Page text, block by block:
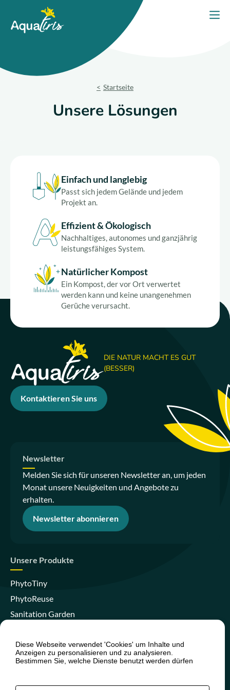
Über uns
Unsere Produkte
Kontaktieren Sie uns
Startseite
Unsere Lösungen
Einfach und langlebig
Passt sich jedem Gelände und jedem
Projekt an.
Effizient & Ökologisch
Nachhaltiges, autonomes und ganzjährig
leistungsfähiges System.
Natürlicher Kompost
Ein Kompost, der vor Ort verwertet
werden kann und keine unangenehmen
Gerüche verursacht.
DIE NATUR MACHT ES GUT
(BESSER)
Kontaktieren Sie uns
Newsletter
Melden Sie sich für unseren Newsletter an, um jeden
Monat unsere Neuigkeiten und Angebote zu
erhalten.
Newsletter abonnieren
Unsere Produkte
PhytoTiny
PhytoReuse
Sanitation Garden
PhytoIsland
Skywater Clear
Diese Webseite verwendet 'Cookies' um Inhalte und
Anzeigen zu personalisieren und zu analysieren.
Bestimmen Sie, welche Dienste benutzt werden dürfen